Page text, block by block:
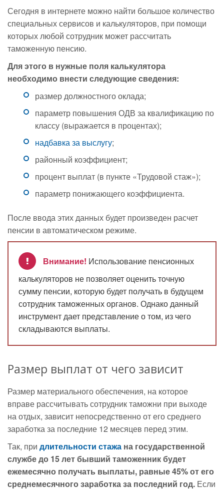
Сегодня в интернете можно найти большое количество
специальных сервисов и калькуляторов, при помощи
которых любой сотрудник может рассчитать
таможенную пенсию.
Для этого в нужные поля калькулятора
необходимо внести следующие сведения:
размер должностного оклада;
параметр повышения ОДВ за квалификацию по
классу (выражается в процентах);
надбавка за выслугу;
районный коэффициент;
процент выплат (в пункте «Трудовой стаж»);
параметр понижающего коэффициента.
После ввода этих данных будет произведен расчет
пенсии в автоматическом режиме.
Внимание! Использование пенсионных
калькуляторов не позволяет оценить точную
сумму пенсии, которую будет получать в будущем
сотрудник таможенных органов. Однако данный
инструмент дает представление о том, из чего
складываются выплаты.
Размер выплат от чего зависит
Размер материального обеспечения, на которое
вправе рассчитывать сотрудник таможни при выходе
на отдых, зависит непосредственно от его среднего
заработка за последние 12 месяцев перед этим.
Так, при длительности стажа на государственной
службе до 15 лет бывший таможенник будет
ежемесячно получать выплаты, равные 45% от его
среднемесячного заработка за последний год. Если